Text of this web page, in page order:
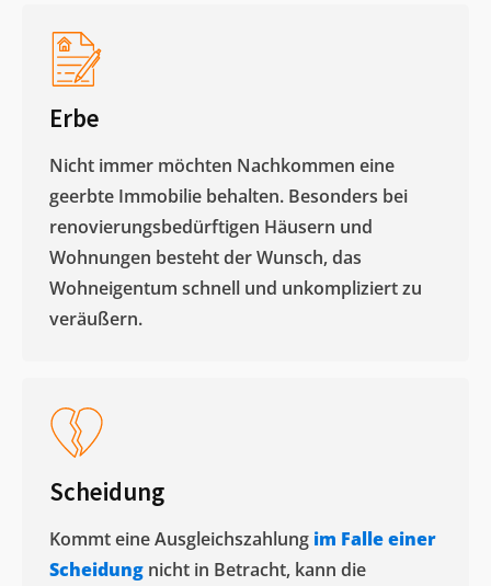
Erbe
Nicht immer möchten Nachkommen eine
geerbte Immobilie behalten. Besonders bei
renovierungsbedürftigen Häusern und
Wohnungen besteht der Wunsch, das
Wohneigentum schnell und unkompliziert zu
veräußern. ​
Scheidung
Kommt eine Ausgleichszahlung im Falle einer
Scheidung nicht in Betracht, kann die